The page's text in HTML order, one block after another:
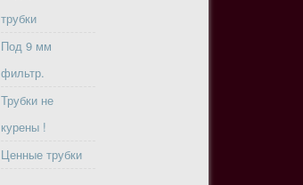
трубки
Под 9 мм
фильтр.
Трубки не
курены !
Ценные трубки